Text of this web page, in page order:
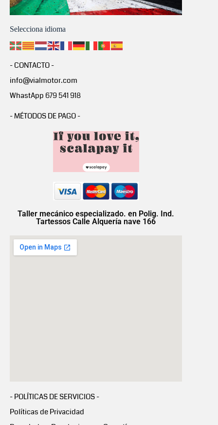
Selecciona idioma
- CONTACTO -
info@vialmotor.com
WhastApp 679 541 918
- MÉTODOS DE PAGO -
Taller mecánico especializado. en Polig. Ind.
Tartessos Calle Alquería nave 166
- POLÍTICAS DE SERVICIOS -
Políticas de Privacidad